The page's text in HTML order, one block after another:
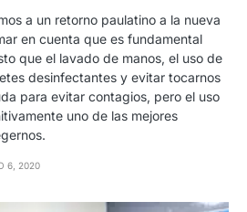
a un retorno paulatino a la nueva
en cuenta que es fundamental
que el lavado de manos, el uso de
desinfectantes y evitar tocarnos
para evitar contagios, pero el uso
uno de las mejores
6, 2020